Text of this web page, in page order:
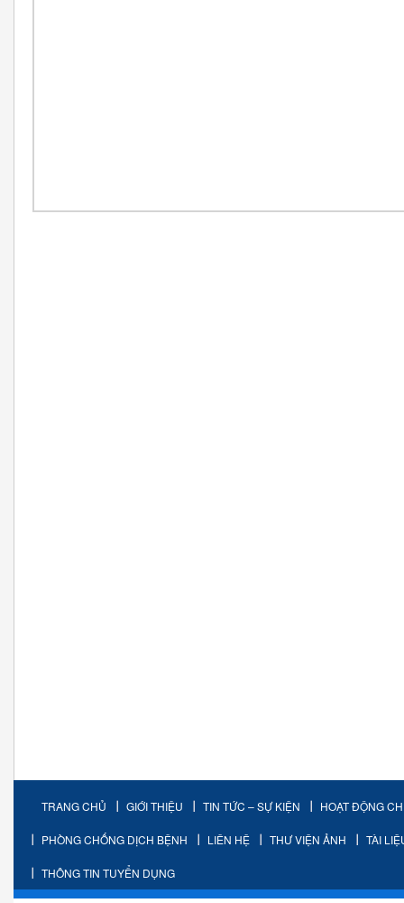
TRANG CHỦ GIỚI THIỆU TIN TỨC – SỰ KIỆN HOẠT ĐỘNG
PHÒNG CHỐNG DỊCH BỆNH LIÊN HỆ THƯ VIỆN ẢNH TÀI
THÔNG TIN TUYỂN DỤNG